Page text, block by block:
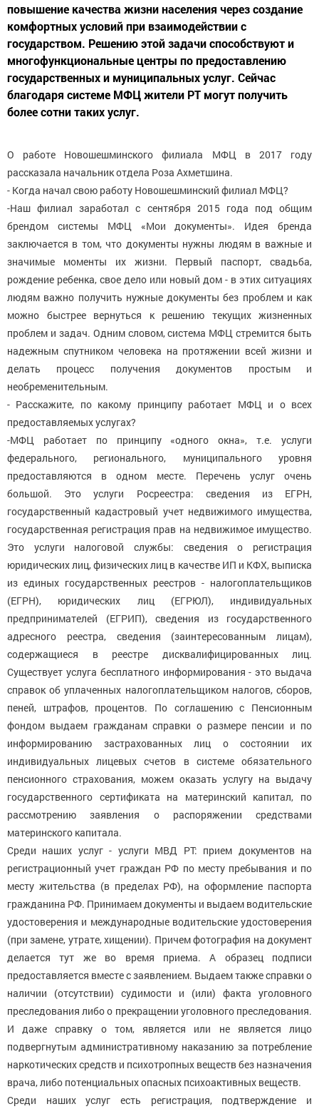
повышение качества жизни населения через создание
комфортных условий при взаимодействии с
государством. Решению этой задачи способствуют и
многофункциональные центры по предоставлению
государственных и муниципальных услуг. Сейчас
благодаря системе МФЦ жители РТ могут получить
более сотни таких услуг.
О работе Новошешминского филиала МФЦ в 2017 году
рассказала начальник отдела Роза Ахметшина.
- Когда начал свою работу Новошешминский филиал МФЦ?
-Наш филиал заработал с сентября 2015 года под общим
брендом системы МФЦ «Мои документы». Идея бренда
заключается в том, что документы нужны людям в важные и
значимые моменты их жизни. Первый паспорт, свадьба,
рождение ребенка, свое дело или новый дом - в этих ситуациях
людям важно получить нужные документы без проблем и как
можно быстрее вернуться к решению текущих жизненных
проблем и задач. Одним словом, система МФЦ стремится быть
надежным спутником человека на протяжении всей жизни и
делать процесс получения документов простым и
необременительным.
- Расскажите, по какому принципу работает МФЦ и о всех
предоставляемых услугах?
-МФЦ работает по принципу «одного окна», т.е. услуги
федерального, регионального, муниципального уровня
предоставляются в одном месте. Перечень услуг очень
большой. Это услуги Росреестра: сведения из ЕГРН,
государственный кадастровый учет недвижимого имущества,
государственная регистрация прав на недвижимое имущество.
Это услуги налоговой службы: сведения о регистрация
юридических лиц, физических лиц в качестве ИП и КФХ, выписка
из единых государственных реестров - налогоплательщиков
(ЕГРН), юридических лиц (ЕГРЮЛ), индивидуальных
предпринимателей (ЕГРИП), сведения из государственного
адресного реестра, сведения (заинтересованным лицам),
содержащиеся в реестре дисквалифицированных лиц.
Существует услуга бесплатного информирования - это выдача
справок об уплаченных налогоплательщиком налогов, сборов,
пеней, штрафов, процентов. По соглашению с Пенсионным
фондом выдаем гражданам справки о размере пенсии и по
информированию застрахованных лиц о состоянии их
индивидуальных лицевых счетов в системе обязательного
пенсионного страхования, можем оказать услугу на выдачу
государственного сертификата на материнский капитал, по
рассмотрению заявления о распоряжении средствами
материнского капитала.
Среди наших услуг - услуги МВД РТ: прием документов на
регистрационный учет граждан РФ по месту пребывания и по
месту жительства (в пределах РФ), на оформление паспорта
гражданина РФ. Принимаем документы и выдаем водительские
удостоверения и международные водительские удостоверения
(при замене, утрате, хищении). Причем фотография на документ
делается тут же во время приема. А образец подписи
предоставляется вместе с заявлением. Выдаем также справки о
наличии (отсутствии) судимости и (или) факта уголовного
преследования либо о прекращении уголовного преследования.
И даже справку о том, является или не является лицо
подвергнутым административному наказанию за потребление
наркотических средств и психотропных веществ без назначения
врача, либо потенциальных опасных психоактивных веществ.
Среди наших услуг есть регистрация, подтверждение и